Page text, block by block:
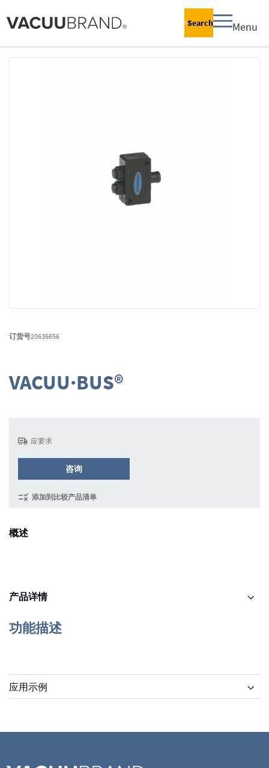
Search Menu
转
库
VACUU·BUS®
概述
订货号20636656
应要求
咨询
添加到比较产品清单
产品详情
功能描述
应用示例